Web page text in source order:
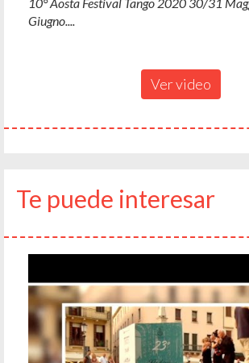
10° Aosta Festival Tango 2020 30/31
Giugno....
Ver video
Te puede interesar